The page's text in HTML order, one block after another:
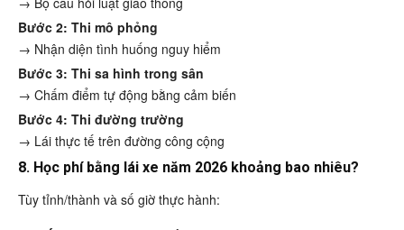
Bước 2: Thi mô phỏng
→ Nhận diện tình huống nguy hiểm
Bước 3: Thi sa hình trong sân
→ Chấm điểm tự động bằng cảm biến
Bước 4: Thi đường trường
→ Lái thực tế trên đường công cộng
8. Học phí bằng lái xe năm 2026 khoảng bao nhiêu?
Tùy tỉnh/thành và số giờ thực hành: